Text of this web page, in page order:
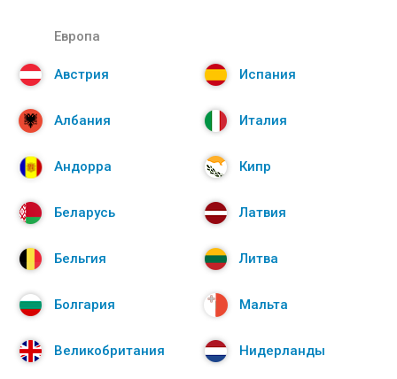
Европа
Австрия
Албания
Андорра
Беларусь
Бельгия
Болгария
Великобритания
Испания
Италия
Кипр
Латвия
Литва
Мальта
Нидерланды